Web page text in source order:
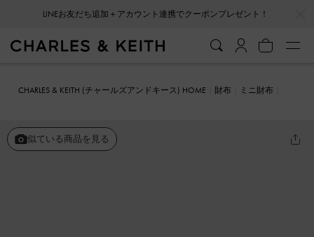
会員登録＋ニュースレター登録で10%OFFクーポンプレゼント！
CHARLES & KEITH (チャールズアンドキース) HOME 財布
ミニ財布
似ている商品を見る